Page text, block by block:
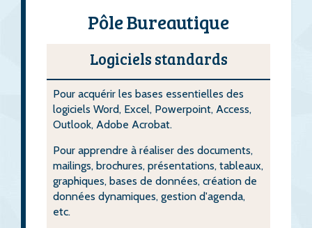
Pôle Bureautique
Logiciels standards
Pour acquérir les bases essentielles des
logiciels Word, Excel, Powerpoint, Access,
Outlook, Adobe Acrobat.
Pour apprendre à réaliser des documents,
mailings, brochures, présentations, tableaux,
graphiques, bases de données, création de
données dynamiques, gestion d'agenda,
etc.